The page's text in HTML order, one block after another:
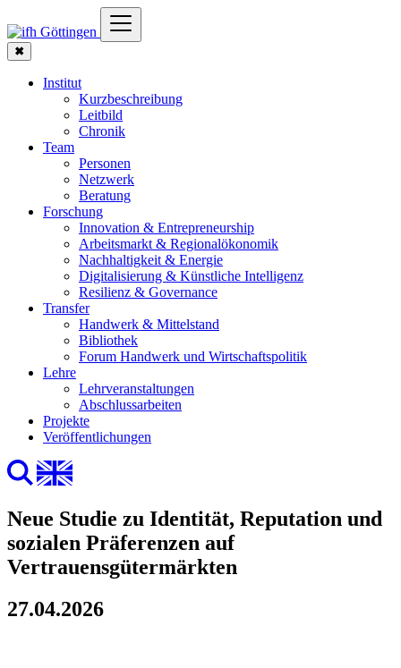
✖
Institut
Kurzbeschreibung
Leitbild
Chronik
Team
Personen
Netzwerk
Beratung
Forschung
Innovation & Entrepreneurship
Arbeitsmarkt & Regionalökonomik
Nachhaltigkeit & Energie
Digitalisierung & Künstliche Intelligenz
Resilienz & Governance
Transfer
Handwerk & Mittelstand
Bibliothek
Forum Handwerk und Wirtschaftspolitik
Lehre
Lehrveranstaltungen
Abschlussarbeiten
Projekte
Veröffentlichungen
Neue Studie zu Identität, Reputation und
sozialen Präferenzen auf
Vertrauensgütermärkten
27.04.2026